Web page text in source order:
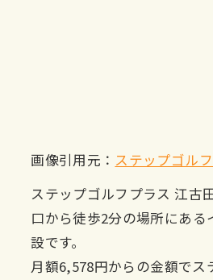
画像引用元： ステップゴル
ステップゴルフプラス 江古
口から徒歩2分の場所にある
設です。
月額6,578円からの金額でス